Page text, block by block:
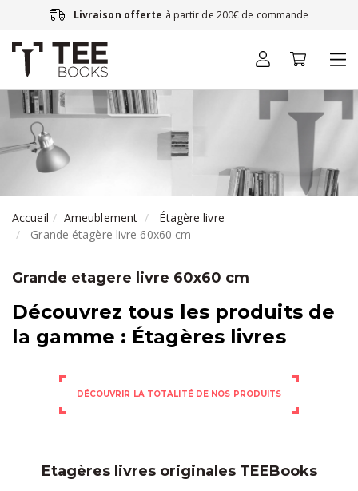
Livraison offerte à partir de 200€ de commande
Accueil Ameublement
Étagère livre
Grande étagère livre 60x60 cm
Grande etagere livre 60x60 cm
Découvrez tous les produits de
la gamme : Étagères livres
DÉCOUVRIR LA TOTALITÉ DE NOS PRODUITS
Etagères livres originales TEEBooks